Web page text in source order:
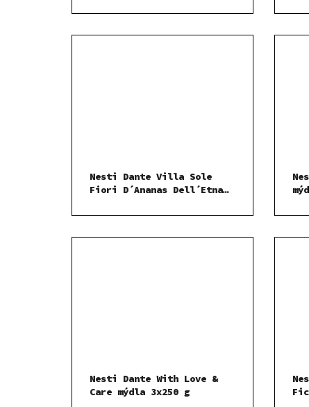
Nesti Dante Villa Sole
Fiori D´Ananas Dell´Etna
Nesti Dante With Love &
Care mýdla 3x250 g